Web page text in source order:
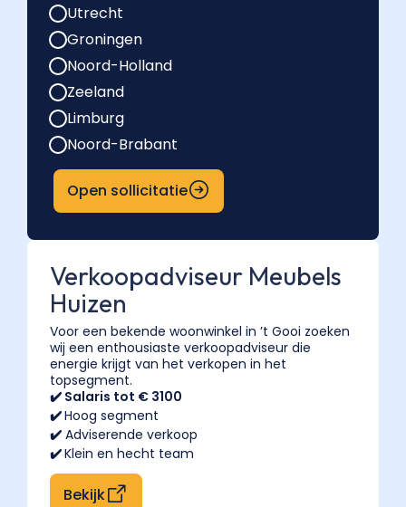
Utrecht
Groningen
Noord-Holland
Zeeland
Limburg
Noord-Brabant
Open sollicitatie
Verkoopadviseur Meubels
Huizen
Voor een bekende woonwinkel in ’t Gooi zoeken
wij een enthousiaste verkoopadviseur die
energie krijgt van het verkopen in het
topsegment.
✔️ Salaris tot € 3100
✔️Hoog segment
✔️ Adviserende verkoop
✔️Klein en hecht team
Bekijk